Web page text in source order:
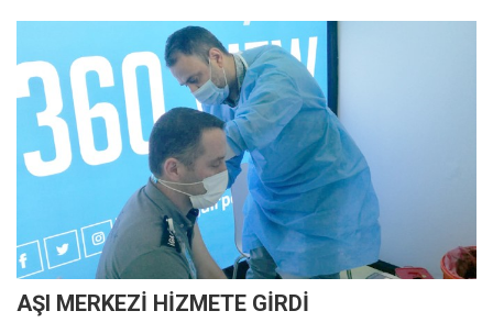
AŞI MERKEZİ HİZMETE GİRDİ